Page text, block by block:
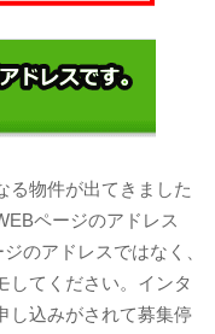
る物件が出てきました
ページのアドレス
のアドレスではなく、
してください。インタ
し込みがされて募集停